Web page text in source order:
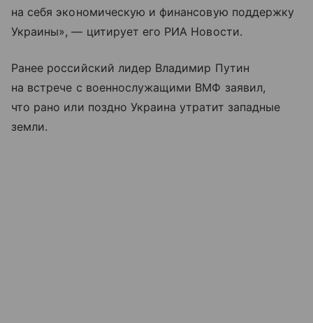
на себя экономическую и финансовую поддержку
Украины», — цитирует его РИА Новости.
Ранее российский лидер Владимир Путин
на встрече с военнослужащими ВМФ заявил,
что рано или поздно Украина утратит западные
земли.